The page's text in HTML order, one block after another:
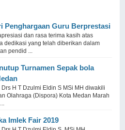
Penghargaan Guru Berprestasi
dan rasa terima kasih atas
dedikasi yang telah diberikan dalam
pendid ...
Turnamen Sepak bola
H T Dzulmi Eldin S MSi MH diwakili
Olahraga (Dispora) Kota Medan Marah
Imlek Fair 2019